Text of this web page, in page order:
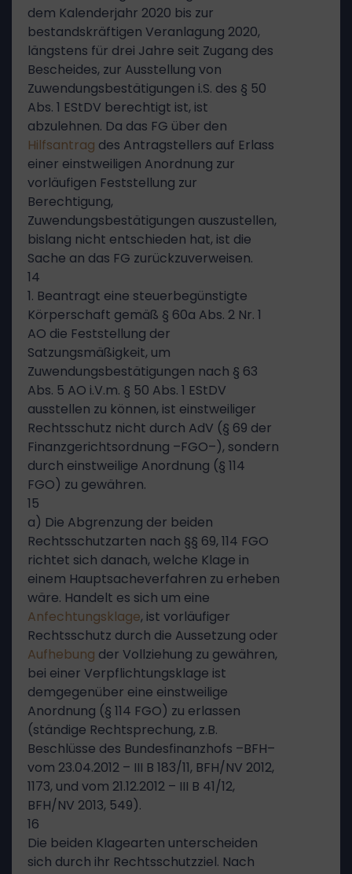
dem Kalenderjahr 2020 bis zur
bestandskräftigen Veranlagung 2020,
längstens für drei Jahre seit Zugang des
Bescheides, zur Ausstellung von
Zuwendungsbestätigungen i.S. des § 50
Abs. 1 EStDV berechtigt ist, ist
abzulehnen. Da das FG über den
Hilfsantrag des Antragstellers auf Erlass
einer einstweiligen Anordnung zur
vorläufigen Feststellung zur
Berechtigung,
Zuwendungsbestätigungen auszustellen,
bislang nicht entschieden hat, ist die
Sache an das FG zurückzuverweisen.
14
1. Beantragt eine steuerbegünstigte
Körperschaft gemäß § 60a Abs. 2 Nr. 1
AO die Feststellung der
Satzungsmäßigkeit, um
Zuwendungsbestätigungen nach § 63
Abs. 5 AO i.V.m. § 50 Abs. 1 EStDV
ausstellen zu können, ist einstweiliger
Rechtsschutz nicht durch AdV (§ 69 der
Finanzgerichtsordnung –FGO–), sondern
durch einstweilige Anordnung (§ 114
FGO) zu gewähren.
15
a) Die Abgrenzung der beiden
Rechtsschutzarten nach §§ 69, 114 FGO
richtet sich danach, welche Klage in
einem Hauptsacheverfahren zu erheben
wäre. Handelt es sich um eine
Anfechtungsklage, ist vorläufiger
Rechtsschutz durch die Aussetzung oder
Aufhebung der Vollziehung zu gewähren,
bei einer Verpflichtungsklage ist
demgegenüber eine einstweilige
Anordnung (§ 114 FGO) zu erlassen
(ständige Rechtsprechung, z.B.
Beschlüsse des Bundesfinanzhofs –BFH–
vom 23.04.2012 – III B 183/11, BFH/NV 2012,
1173, und vom 21.12.2012 – III B 41/12,
BFH/NV 2013, 549).
16
Die beiden Klagearten unterscheiden
sich durch ihr Rechtsschutzziel. Nach